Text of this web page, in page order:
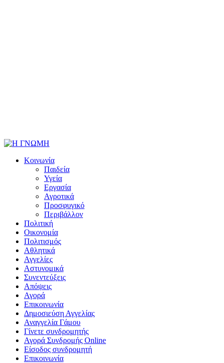
Κοινωνία
Παιδεία
Υγεία
Εργασία
Αγροτικά
Προσφυγικό
Περιβάλλον
Πολιτική
Οικονομία
Πολιτισμός
Αθλητικά
Αγγελίες
Αστυνομικά
Συνεντεύξεις
Απόψεις
Αγορά
Επικοινωνία
Δημοσιεύση Αγγελίας
Αναγγελία Γάμου
Γίνετε συνδρομητής
Αγορά Συνδρομής Online
Είσοδος συνδρομητή
Επικοινωνία